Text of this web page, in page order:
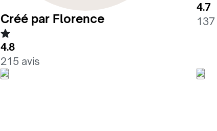
Créé par Florence
4.8
215 avis
4.7
137